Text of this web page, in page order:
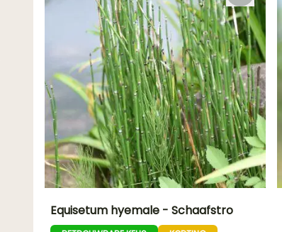
Equisetum hyemale - Schaafstro